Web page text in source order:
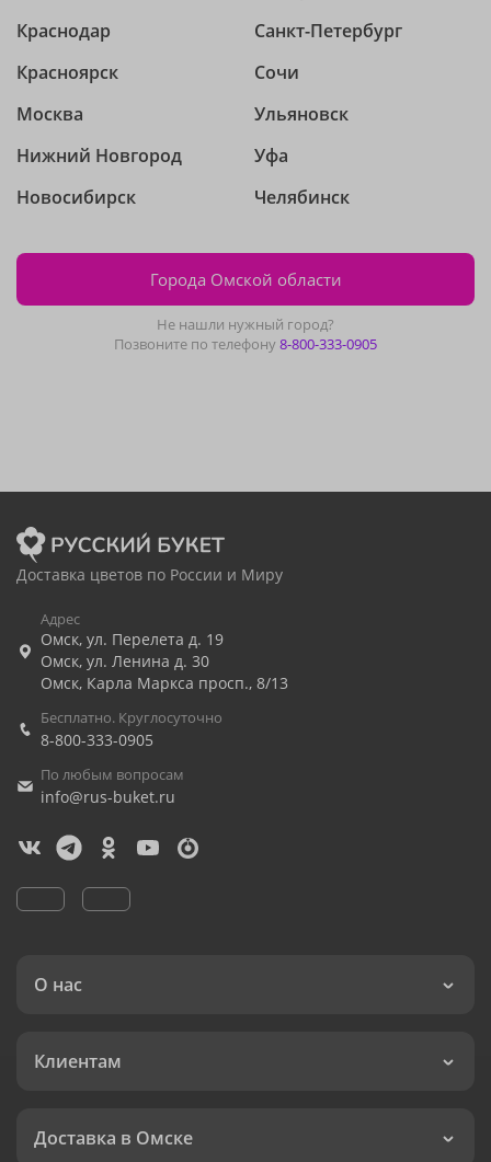
Краснодар
Красноярск
Москва
Нижний Новгород
Новосибирск
Санкт-Петербург
Сочи
Ульяновск
Уфа
Челябинск
Города Омской области
Не нашли нужный город?
Позвоните по телефону8-800-333-0905
Доставка цветов по России и Миру
Адрес
Омск, ул. Перелета д. 19
Омск, ул. Ленина д. 30
Омск, Карла Маркса просп., 8/13
Бесплатно. Круглосуточно
8-800-333-0905
По любым вопросам
info@rus-buket.ru
О нас
Клиентам
Доставка в Омске